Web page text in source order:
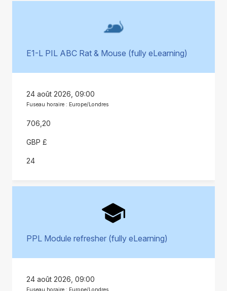
E1-L PIL ABC Rat & Mouse (fully eLearning)
24 août 2026, 09:00
Fuseau horaire : Europe/Londres
706,20
GBP £
24
PPL Module refresher (fully eLearning)
24 août 2026, 09:00
Fuseau horaire : Europe/Londres